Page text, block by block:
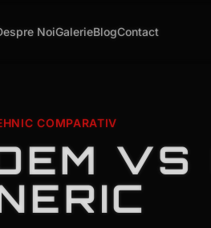
Făgăraș
Covasna/Harghita
NoiGalerieBlogContact
COMPARATIV
VS